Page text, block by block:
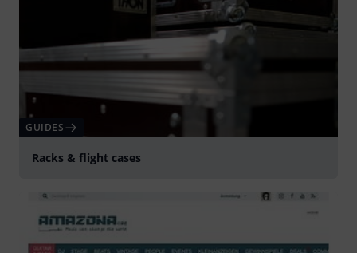
GUIDES
Racks & flight cases